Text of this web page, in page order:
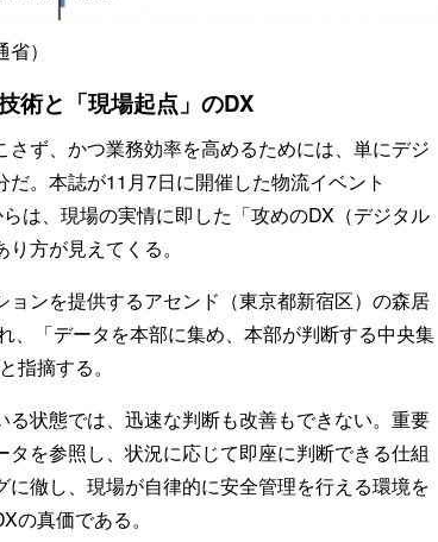
）
術と「現場起点」のDX
ず、かつ業務効率を高めるためには、単にデジ
。本誌が11月7日に開催した物流イベント
は、現場の実情に即した「攻めのDX（デジタル
方が見えてくる。
ンを提供するアセンド（東京都新宿区）の森居
、「データを本部に集め、本部が判断する中央集
指摘する。
状態では、迅速な判断も改善もできない。重要
を参照し、状況に応じて即座に判断できる仕組
徹し、現場が自律的に安全管理を行える環境を
の真価である。